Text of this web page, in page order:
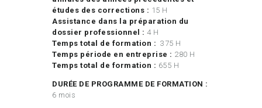
études des corrections : 15 H
Assistance dans la préparation du
dossier professionnel : 4 H
Temps total de formation : 375 H
Temps période en entreprise : 280 H
Temps total de formation : 655 H
DURÉE DE PROGRAMME DE FORMATION :
6 mois